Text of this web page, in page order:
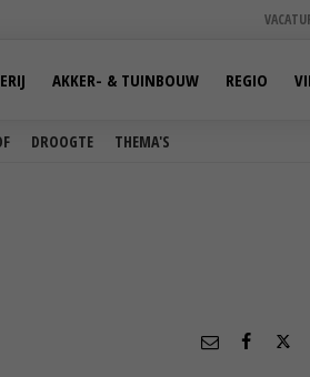
DROOGTE THEMA'S
AKKER- & TUINBOUW REGIO